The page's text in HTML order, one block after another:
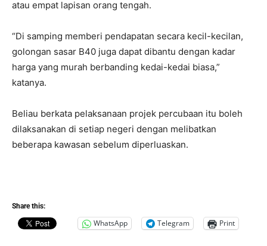
atau empat lapisan orang tengah.
“Di samping memberi pendapatan secara kecil-kecilan,
golongan sasar B40 juga dapat dibantu dengan kadar
harga yang murah berbanding kedai-kedai biasa,”
katanya.
Beliau berkata pelaksanaan projek percubaan itu boleh
dilaksanakan di setiap negeri dengan melibatkan
beberapa kawasan sebelum diperluaskan.
Share this:
WhatsApp Telegram Print